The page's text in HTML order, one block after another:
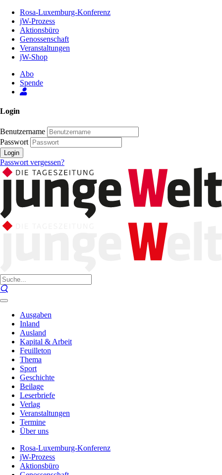
Inhalt
Seite
Rosa-Luxemburg-Konferenz
jW-Prozess
Aktionsbüro
Genossenschaft
Veranstaltungen
jW-Shop
Abo
Spende
Login
Benutzername
Passwort
Login
Passwort vergessen?
Ausgaben
Inland
Ausland
Kapital & Arbeit
Feuilleton
Thema
Sport
Geschichte
Beilage
Leserbriefe
Verlag
Veranstaltungen
Termine
Über uns
Rosa-Luxemburg-Konferenz
jW-Prozess
Aktionsbüro